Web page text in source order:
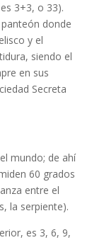
3+3, o 33).
donde
y el
siendo el
en sus
Secreta
mundo; de ahí
60 grados
entre el
la serpiente).
es 3, 6, 9,